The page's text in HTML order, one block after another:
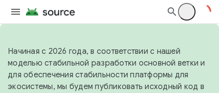
Начиная с 2026 года, в соответствии с нашей
моделью стабильной разработки основной ветки и
для обеспечения стабильности платформы для
экосистемы, мы будем публиковать исходный код в